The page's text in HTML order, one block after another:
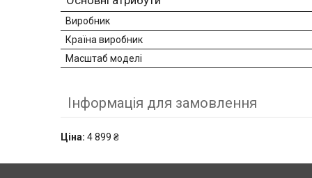
Виробник
Країна виробник
Масштаб моделі
Інформація для замовлення
Ціна: 4 899 ₴